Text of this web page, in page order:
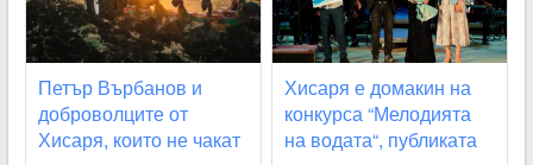
Петър Върбанов и
доброволците от
Хисаря, които не чакат
Хисаря е домакин на
конкурса “Мелодията
на водата“, публиката